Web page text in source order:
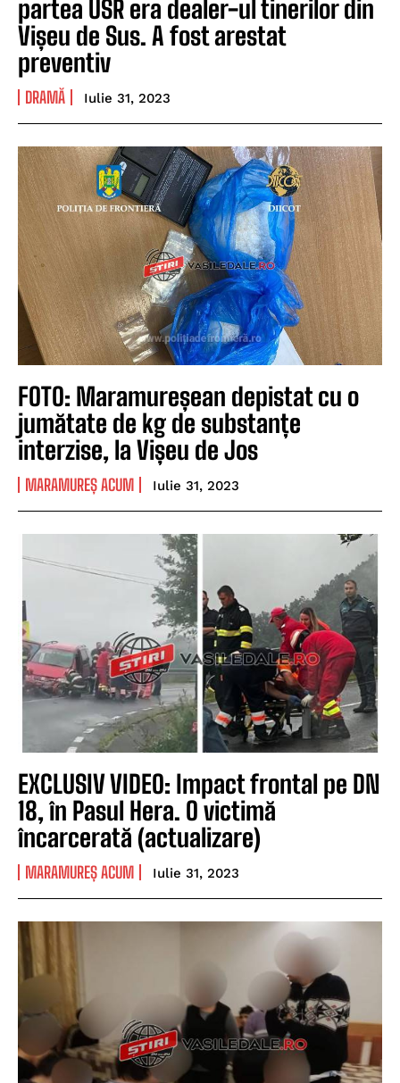
partea USR era dealer-ul tinerilor din
Vișeu de Sus. A fost arestat
preventiv
DRAMĂ Iulie 31, 2023
FOTO: Maramureșean depistat cu o
jumătate de kg de substanțe
interzise, la Vișeu de Jos
MARAMUREȘ ACUM Iulie 31, 2023
EXCLUSIV VIDEO: Impact frontal pe DN
18, în Pasul Hera. O victimă
încarcerată (actualizare)
MARAMUREȘ ACUM Iulie 31, 2023